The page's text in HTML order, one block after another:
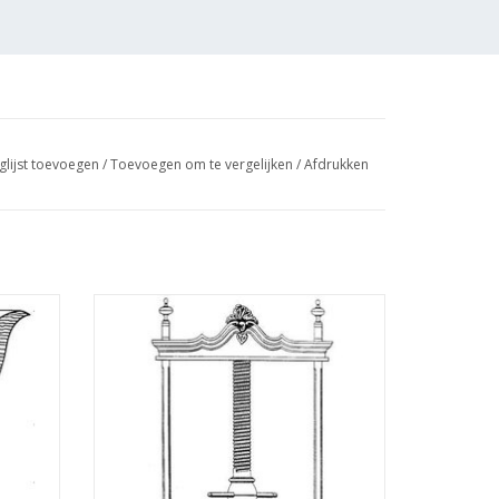
van
toevoegen /Toevoegen om te vergelijken /Afdrukken
1 :
MBT Linnenpers - Bouwtekening Schaal 1 :
N/A (45.26.005)
TOEVOEGEN AAN WINKELWAGEN